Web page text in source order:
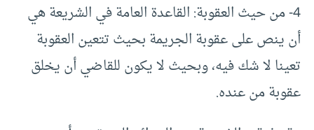
4- من حيث العقوبة: القاعدة العامة في الشريعة هي
أن ينص على عقوبة الجريمة بحيث تتعين العقوبة
تعينا لا شك فيه، وبحيث لا يكون للقاضي أن يخلق
عقوبة من عنده.